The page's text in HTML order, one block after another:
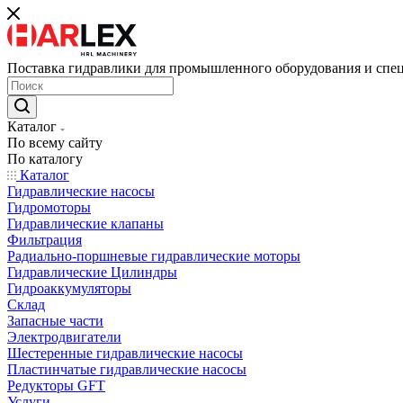
Поставка гидравлики для промышленного оборудования и
Каталог
По всему сайту
По каталогу
Каталог
Гидравлические насосы
Гидромоторы
Гидравлические клапаны
Фильтрация
Радиально-поршневые гидравлические моторы
Гидравлические Цилиндры
Гидроаккумуляторы
Склад
Запасные части
Электродвигатели
Шестеренные гидравлические насосы
Пластинчатые гидравлические насосы
Редукторы GFT